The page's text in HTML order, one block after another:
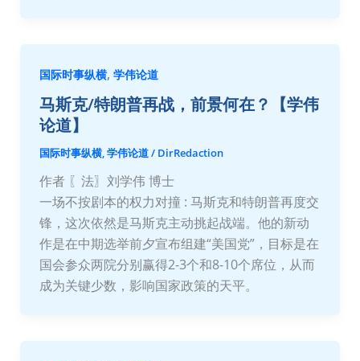
国际时事纵横, 学伟论道
马斯克/特朗普再战，前景何在？【学伟
论道】
国际时事纵横,学伟论道/ DirRedaction
作者 〖法〗刘学伟 博士
一场不按剧本的权力对撞 : 马斯克和特朗普再度交
锋，这次依然是马斯克主动挑起战端。他的新动
作是在中期选举前夕宣布组建“美国党”，目标是在
国会参众两院分别赢得2-3个和8-10个席位，从而
成为关键少数，影响国家政策的天平。